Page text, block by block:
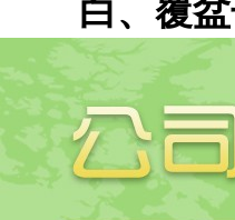
白、覆盆